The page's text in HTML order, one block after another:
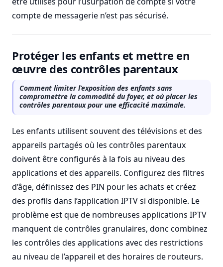
compte de messagerie n’est pas sécurisé.
Protéger les enfants et mettre en
œuvre des contrôles parentaux
Comment limiter l’exposition des enfants sans
compromettre la commodité du foyer, et où placer les
contrôles parentaux pour une efficacité maximale.
Les enfants utilisent souvent des télévisions et des
appareils partagés où les contrôles parentaux
doivent être configurés à la fois au niveau des
applications et des appareils. Configurez des filtres
d’âge, définissez des PIN pour les achats et créez
des profils dans l’application IPTV si disponible. Le
problème est que de nombreuses applications IPTV
manquent de contrôles granulaires, donc combinez
les contrôles des applications avec des restrictions
au niveau de l’appareil et des horaires de routeurs.